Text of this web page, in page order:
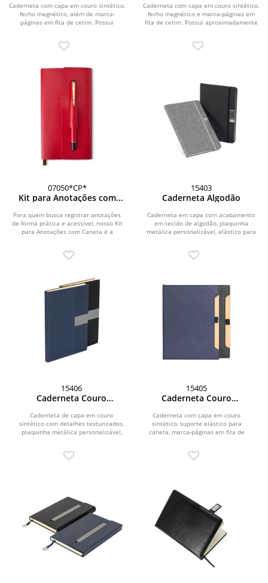
Caderneta com capa em couro sintético,
fecho magnético, além de marca-
páginas em fita de cetim. Possui
Caderneta com capa em couro sintético,
fecho magnético e marca-páginas em
fita de cetim. Possui aproximadamente
07050*CP*
Kit para Anotações com
Para quem busca registrar anotações
de forma prática e acessível, nosso Kit
para Anotações com Caneta é a
15403
Caderneta Algodão
Caderneta em capa com acabamento
em tecido de algodão, plaquinha
metálica personalizável, elástico para
15406
Caderneta Couro
Caderneta de capa em couro
sintético com detalhes texturizados,
plaquinha metálica personalizável,
15405
Caderneta Couro
Caderneta com capa em couro
sintético, suporte elástico para
caneta, marca-páginas em fita de